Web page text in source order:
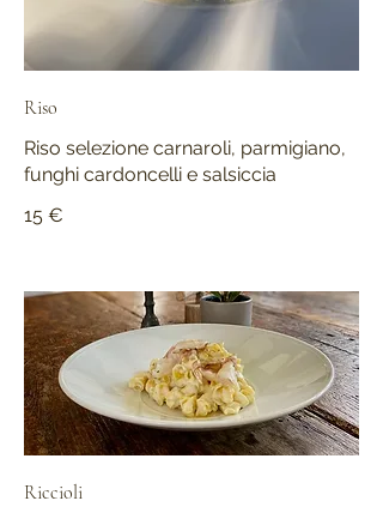
Riso
Riso selezione carnaroli, parmigiano,
funghi cardoncelli e salsiccia
15 €
Riccioli